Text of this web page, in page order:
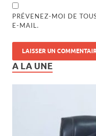
PRÉVENEZ-MOI DE
E-MAIL.
A LA UNE